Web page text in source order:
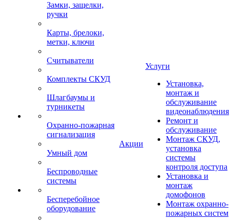
Замки, защелки,
ручки
Карты, брелоки,
метки, ключи
Считыватели
Комплекты СКУД
Шлагбаумы и
турникеты
Охранно-пожарная
сигнализация
Умный дом
Беспроводные
системы
Бесперебойное
оборудование
Акции
Услуги
Установка,
монтаж и
обслуживание
видеонаблюдения
Ремонт и
обслуживание
Монтаж СКУД,
установка
системы
контроля доступа
Установка и
монтаж
домофонов
Монтаж охранно-
пожарных систем